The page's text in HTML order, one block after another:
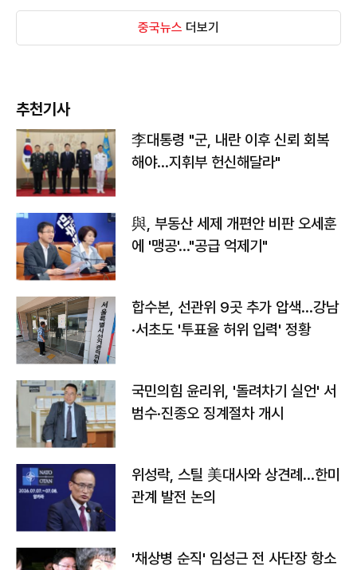
중국뉴스 더보기
추천기사
李대통령 "군, 내란 이후 신뢰 회복
해야…지휘부 헌신해달라"
與, 부동산 세제 개편안 비판 오세훈
에 '맹공'…"공급 억제기"
합수본, 선관위 9곳 추가 압색…강남
·서초도 '투표율 허위 입력' 정황
국민의힘 윤리위, '돌려차기 실언' 서
범수·진종오 징계절차 개시
위성락, 스틸 美대사와 상견례…한미
관계 발전 논의
'채상병 순직' 임성근 전 사단장 항소